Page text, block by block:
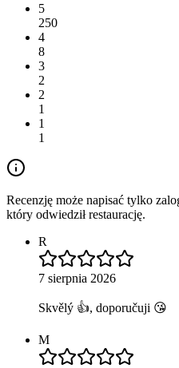
5
250
4
8
3
2
2
1
1
1
Recenzję może napisać tylko
który odwiedził restaurację.
R
7 sierpnia 2026
Skvělý 👍, doporučuji 😘
M